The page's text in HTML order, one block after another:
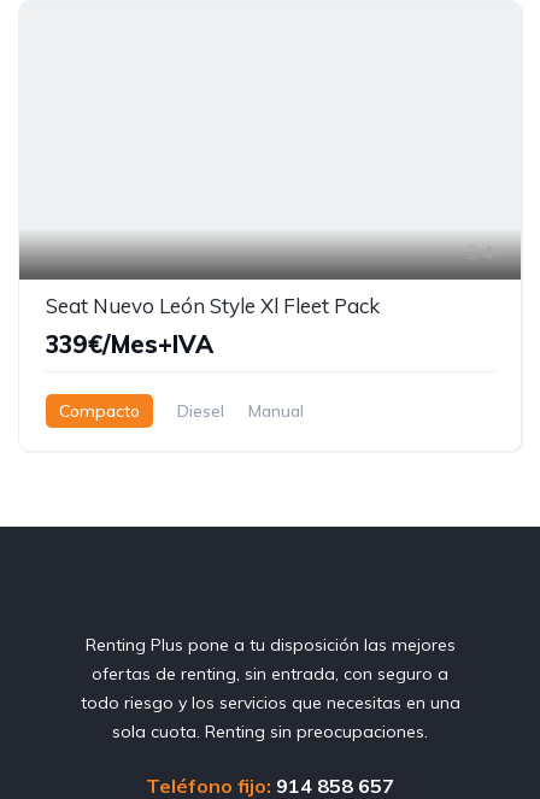
4
Seat Nuevo León Style Xl Fleet Pack
339€/Mes+IVA
Compacto Diesel Manual
Renting Plus pone a tu disposición las mejores
ofertas de renting, sin entrada, con seguro a
todo riesgo y los servicios que necesitas en una
sola cuota. Renting sin preocupaciones.
Teléfono fijo: 914 858 657